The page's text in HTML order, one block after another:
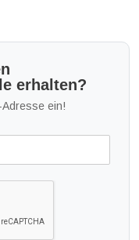
erhalten?
ein!